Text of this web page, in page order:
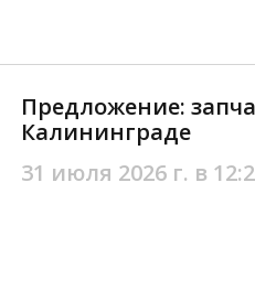
Предложение:
Калининграде
31 июля 2026 г. в